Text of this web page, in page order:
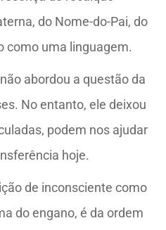
do Nome-do-Pai, do
como uma linguagem.
abordou a questão da
No entanto, ele deixou
podem nos ajudar
hoje.
de inconsciente como
do engano, é da ordem